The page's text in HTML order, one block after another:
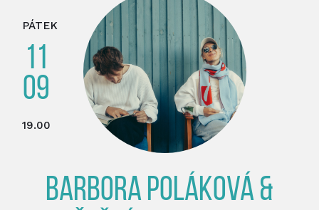
PÁTEK
11
09
19.00
BARBORA POLÁKOVÁ &